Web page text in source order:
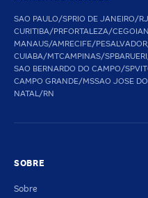
SAO PAULO/SPRIO DE JANEIRO/RJ
CURITIBA/PRFORTALEZA/CE
MANAUS/AMRECIFE/PE
CUIABA/MTCAMPINAS/SP
SAO BERNARDO DO CAMPO/SP
CAMPO GRANDE/MSSAO JOSE
NATAL/RN
SOBRE
Sobre